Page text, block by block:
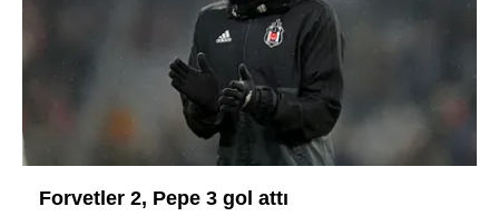
Forvetler 2, Pepe 3 gol attı